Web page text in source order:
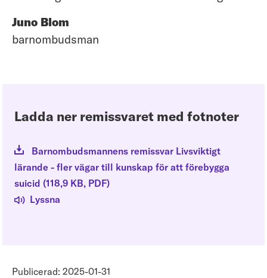
Juno Blom
barnombudsman
Ladda ner remissvaret med fotnoter
Barnombudsmannens remissvar Livsviktigt
lärande - fler vägar till kunskap för att förebygga
suicid (118,9 KB, PDF)
Lyssna
Publicerad: 2025-01-31